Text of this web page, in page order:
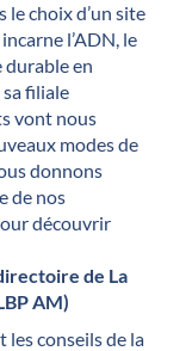
choix d’un site
l’ADN, le
durable en
sa filiale
vont nous
modes de
donnons
de nos
découvrir
de La
AM)
conseils de la